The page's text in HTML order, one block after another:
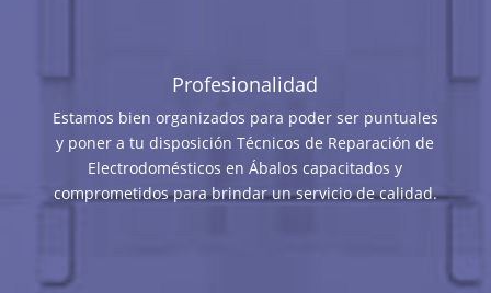
Profesionalidad
Estamos bien organizados para poder ser puntuales
y poner a tu disposición Técnicos de Reparación de
Electrodomésticos en Ábalos capacitados y
comprometidos para brindar un servicio de calidad.